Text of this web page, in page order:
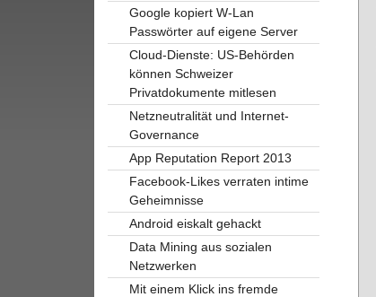
Google kopiert W-Lan
Passwörter auf eigene Server
Cloud-Dienste: US-Behörden
können Schweizer
Privatdokumente mitlesen
Netzneutralität und Internet-
Governance
App Reputation Report 2013
Facebook-Likes verraten intime
Geheimnisse
Android eiskalt gehackt
Data Mining aus sozialen
Netzwerken
Mit einem Klick ins fremde